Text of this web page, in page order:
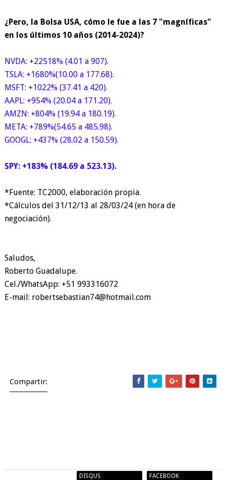
¿Pero, la Bolsa USA, cómo le fue a las 7 "magníficas"
en los últimos 10 años (2014-2024)?
NVDA: +22518% (4.01 a 907).
TSLA: +1680%(10.00 a 177.68).
MSFT: +1022% (37.41 a 420).
AAPL: +954% (20.04 a 171.20).
AMZN: +804% (19.94 a 180.19).
META: +789%(54.65 a 485.98).
GOOGL: +437% (28.02 a 150.59).
SPY: +183% (184.69 a 523.13).
*Fuente: TC2000, elaboración propia.
*Cálculos del 31/12/13 al 28/03/24 (en hora de
negociación).
Saludos,
Roberto Guadalupe.
Cel./WhatsApp: +51 993316072
E-mail: robertsebastian74@hotmail.com
Compartir:
DISQUS FACEBOOK